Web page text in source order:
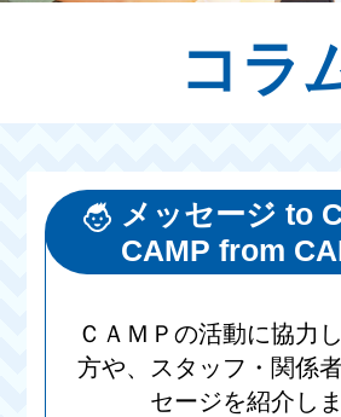
コラ
メッセージ to
CAMP from
ＣＡＭＰの活動に協力
方や、スタッフ・関係
セージを紹介しま